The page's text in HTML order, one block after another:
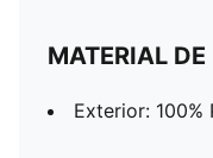
MATERIAL
Exterior: 100%